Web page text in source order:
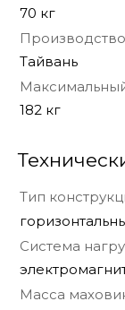
70 кг
Производство
Тайвань
182 кг
Тип
Система
Масса